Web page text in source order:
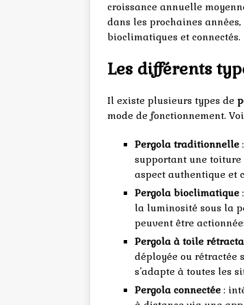
croissance annuelle
dans les prochaines
bioclimatiques et connectés.
Les différents
Il existe plusieurs types de
mode de fonctionnement.
Pergola traditionnelle
supportant une toiture
aspect authentique et
Pergola bioclimatique
la luminosité sous la
peuvent être
Pergola à toile
déployée ou rétractée
s’adapte à toutes les
Pergola connectée :